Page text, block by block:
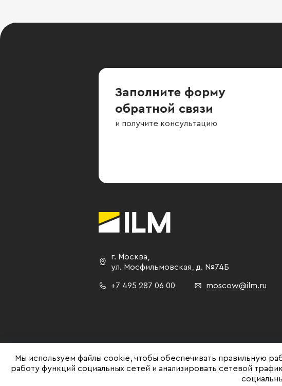
Заполните форму
обратной связи
и получите консультацию
г. Москва,
ул. Мосфильмовская, д. №74Б
+7 495 287 06 00 moscow@ilm.ru
Мы используем файлы cookie, чтобы обеспечивать правильную
работу функций социальных сетей и анализировать сетевой